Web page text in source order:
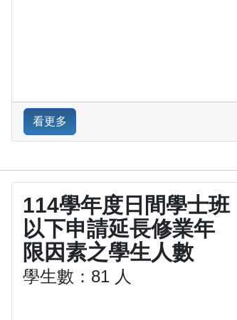
看更多
114學年度日間學士班
以下申請延長修業年
限因素之學生人數
學生數：81 人